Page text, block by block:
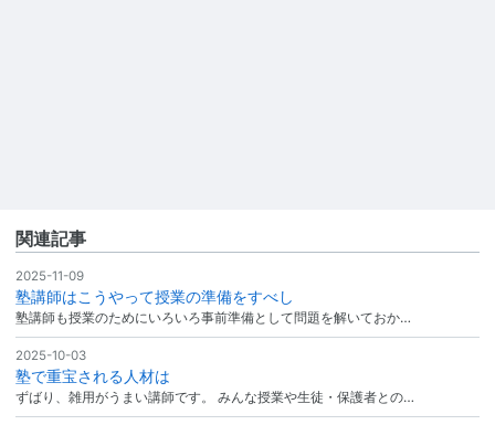
関連記事
2025-11-09
塾講師はこうやって授業の準備をすべし
塾講師も授業のためにいろいろ事前準備として問題を解いておか…
2025-10-03
塾で重宝される人材は
ずばり、雑用がうまい講師です。 みんな授業や生徒・保護者との…